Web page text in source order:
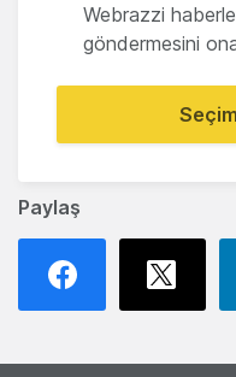
Paylaş
Webrazzi
göndermesini